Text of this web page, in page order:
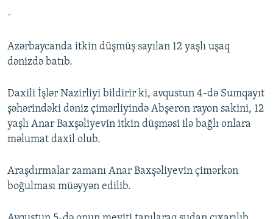
BIZIMLƏ ƏLAQƏ
XƏBƏR BÜLLETENLƏRIMIZ
-
Azərbaycanda itkin düşmüş sayılan 12 yaşlı uşaq
dənizdə batıb.
Daxili İşlər Nazirliyi bildirir ki, avqustun 4-də Sumqayıt
şəhərindəki dəniz çimərliyində Abşeron rayon sakini, 12
yaşlı Anar Baxşəliyevin itkin düşməsi ilə bağlı onlara
məlumat daxil olub.
Araşdırmalar zamanı Anar Baxşəliyevin çimərkən
boğulması müəyyən edilib.